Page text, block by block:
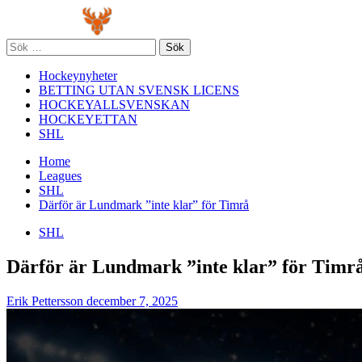
content
Sök
efter:
Hockeynyheter
BETTING UTAN SVENSK LICENS
HOCKEYALLSVENSKAN
HOCKEYETTAN
SHL
Home
Leagues
SHL
Därför är Lundmark ”inte klar” för Timrå
SHL
Därför är Lundmark ”inte klar” för
Erik Pettersson december 7, 2025